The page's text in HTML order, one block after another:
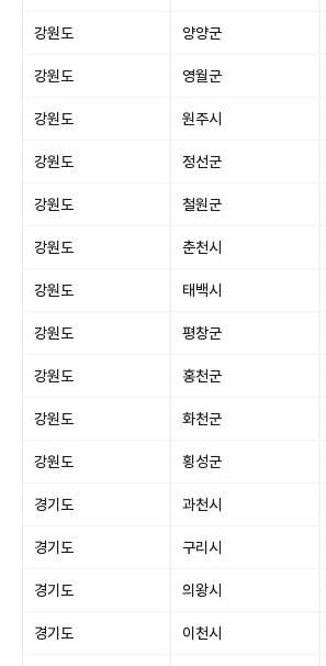
강원도 양양군
강원도 영월군
강원도 원주시
강원도 정선군
강원도 철원군
강원도 춘천시
강원도 태백시
강원도 평창군
강원도 홍천군
강원도 화천군
강원도 횡성군
경기도 과천시
경기도 구리시
경기도 의왕시
경기도 이천시